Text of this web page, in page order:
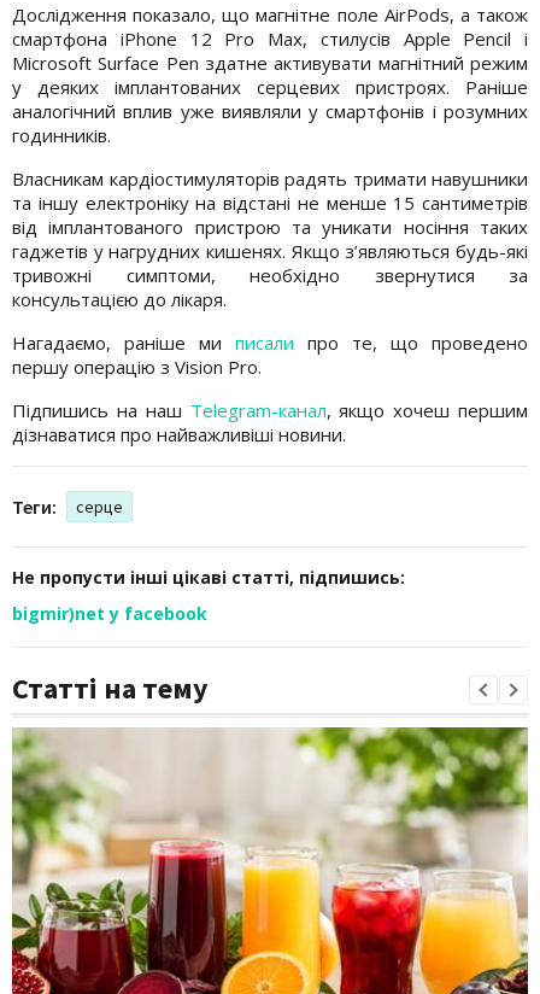
Дослідження показало, що магнітне поле AirPods, а також
смартфона iPhone 12 Pro Max, стилусів Apple Pencil і
Microsoft Surface Pen здатне активувати магнітний режим
у деяких імплантованих серцевих пристроях. Раніше
аналогічний вплив уже виявляли у смартфонів і розумних
годинників.
Власникам кардіостимуляторів радять тримати навушники
та іншу електроніку на відстані не менше 15 сантиметрів
від імплантованого пристрою та уникати носіння таких
гаджетів у нагрудних кишенях. Якщо з’являються будь-які
тривожні симптоми, необхідно звернутися за
консультацією до лікаря.
Нагадаємо, раніше ми писали про те, що проведено
першу операцію з Vision Pro.
Підпишись на наш Telegram-канал, якщо хочеш першим
дізнаватися про найважливіші новини.
Теги: серце
Не пропусти інші цікаві статті, підпишись:
bigmir)net у facebook
Статті на тему